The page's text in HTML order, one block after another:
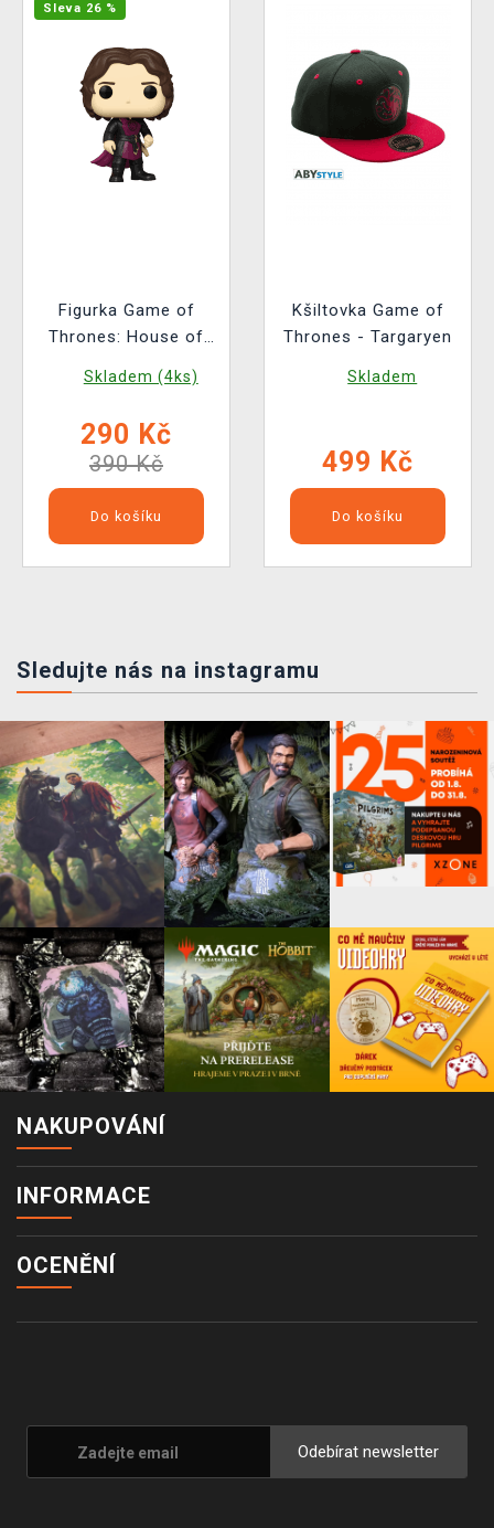
Sleva 26 %
Figurka Game of
Thrones: House of
Valaryon (Funko POP!
18)
Skladem (4ks)
290 Kč
390 Kč
Do košíku
Kšiltovka Game of
Thrones - Targaryen
Skladem
499 Kč
Do košíku
Sledujte nás na instagramu
NAKUPOVÁNÍ
INFORMACE
OCENĚNÍ
Odebírat newsletter